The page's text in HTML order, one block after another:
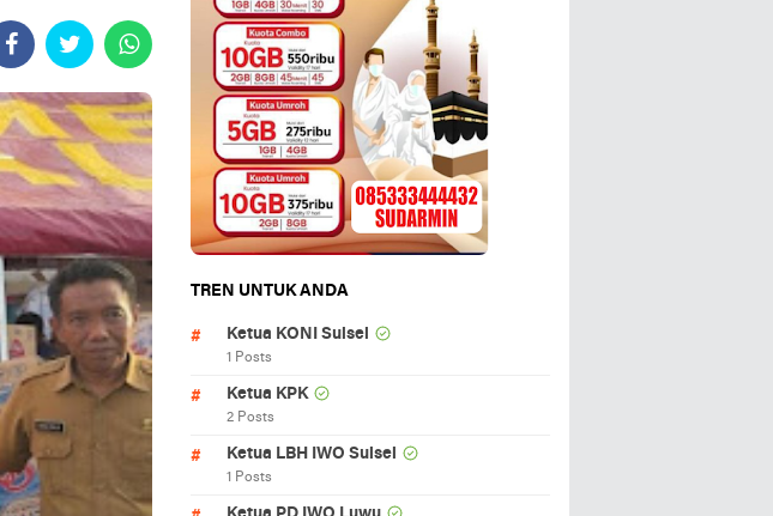
TREN UNTUK ANDA
Ketua KONI Sulsel
1 Posts
Ketua KPK
2 Posts
Ketua LBH IWO Sulsel
1 Posts